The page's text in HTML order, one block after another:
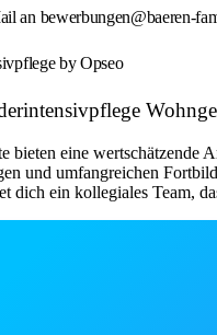
an bewerbungen@baeren-
by Opseo
bieten eine
und umfangreichen
dich ein kollegiales Team,